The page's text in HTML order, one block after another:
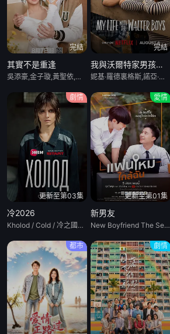
完結
其實不是重逢
吳添豪,金子璇,黃聖依,王欣政,劉允兒,任運傑,劉佳烨,劉思維
完結
我與沃爾特家男孩的生活第三季
妮基·羅德裏格斯,諾亞·拉朗德,阿什比·金特裏,艾薩克·阿雷蘭尼斯,馬克·布魯卡斯,Sally Cacic,柯瑞·福格爾瑪尼斯,Lennix James,艾琳·卡普拉克,約翰尼·林克,米娅·洛韋,傑克·曼利,保羅·麥克吉萊恩,Naveen Paddock,邁爾斯·佩雷斯
劇情
更新至第03集
冷2026
Kholod / Cold / 冷之國度的女基督山伯爵 / 極寒追殺
愛情
更新至第01集
新男友
New Boyfriend The Series
都市 劇情